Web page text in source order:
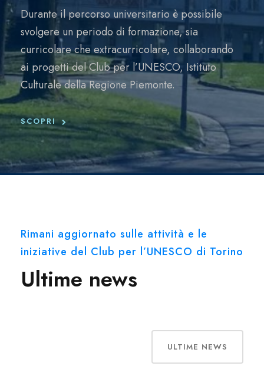
Durante il percorso universitario è possibile
svolgere un periodo di formazione, sia
curricolare che extracurricolare, collaborando
ai progetti del Club per l’UNESCO, Istituto
Culturale della Regione Piemonte.
SCOPRI
Rimani aggiornato sulle attività e le
iniziative del Club per l’UNESCO di Torino
Ultime news
ULTIME NEWS